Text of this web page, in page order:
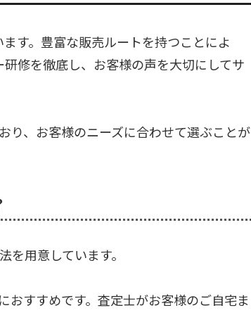
す。豊富な販売ルートを持つことによ
修を徹底し、お客様の声を大切にしてサ
り、お客様のニーズに合わせて選ぶことが
用意しています。
おすすめです。査定士がお客様のご自宅ま